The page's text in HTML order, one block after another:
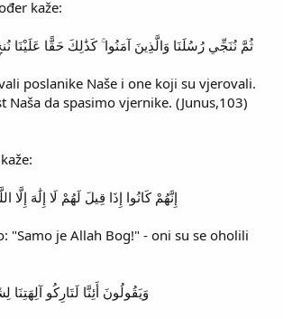
kaže:
ثُمَّ نُنَجِّي رُسُلَنَا وَالَّذِينَ آمَنُوا ۚ كَذَٰلِكَ حَقًّا عَلَيْنَا نُنجِ
poslanike Naše i one koji su vjerovali.
Naša da spasimo vjernike. (Junus,103)
إِنَّهُمْ كَانُوا إِذَا قِيلَ لَهُمْ لَا إِلَٰهَ إِلَّا
"Samo je Allah Bog!" - oni su se oholili
وَيَقُولُونَ أَئِنَّا لَتَارِكُو آلِهَتِنَا